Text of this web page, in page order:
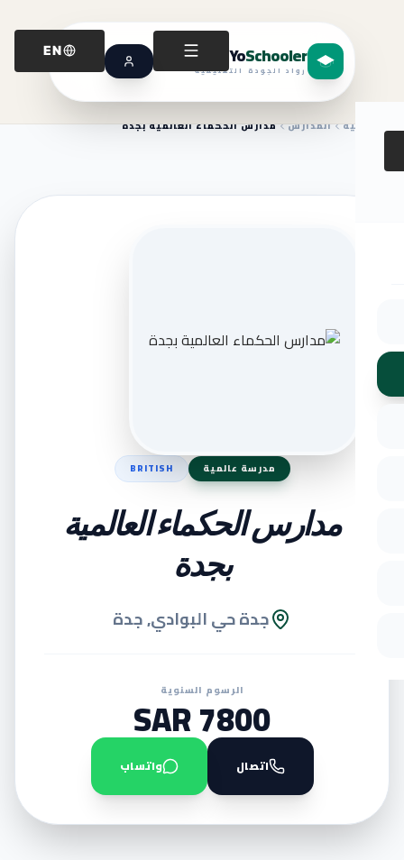
YoSchooler
رواد الجودة التعليمية
EN
الرئيسية المدارس مدارس الحكماء العالمية بجدة
مدرسة عالمية BRITISH
مدارس الحكماء العالمية
بجدة
جدة حي البوادي, جدة
الرسوم السنوية
7800 SAR
اتصال واتساب